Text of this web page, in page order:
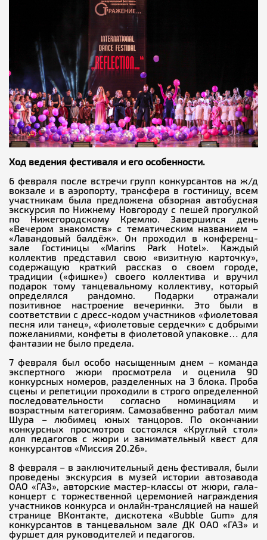
Ход ведения фестиваля и его особенности.
6 февраля после встречи групп конкурсантов на ж/д
вокзале и в аэропорту, трансфера в гостиницу, всем
участникам была предложена обзорная автобусная
экскурсия по Нижнему Новгороду с пешей прогулкой
по Нижегородскому Кремлю. Завершился день
«Вечером знакомств» с тематическим названием –
«Лавандовый балдёж». Он проходил в конференц-
зале Гостиницы «Marins Park Hotel». Каждый
коллектив представил свою «визитную карточку»,
содержащую краткий рассказ о своем городе,
традиции («фишке») своего коллектива и вручил
подарок тому танцевальному коллективу, который
определялся рандомно. Подарки отражали
позитивное настроение вечеринки. Это были в
соответствии с дресс-кодом участников «фиолетовая
песня или танец», «фиолетовые сердечки» с добрыми
пожеланиями, конфеты в фиолетовой упаковке… для
фантазии не было предела.
7 февраля был особо насыщенным днем – команда
экспертного жюри просмотрела и оценила 90
конкурсных номеров, разделенных на 3 блока. Проба
сцены и репетиции проходили в строго определенной
последовательности согласно номинациям и
возрастным категориям. Самозабвенно работал мим
Шура – любимец юных танцоров. По окончании
конкурсных просмотров состоялся «Круглый стол»
для педагогов с жюри и занимательный квест для
конкурсантов «Миссия 20.26».
8 февраля – в заключительный день фестиваля, были
проведены экскурсия в музей истории автозавода
ОАО «ГАЗ», авторские мастер-классы от жюри, гала-
концерт с торжественной церемонией награждения
участников конкурса и онлайн-трансляцией на нашей
странице ВКонтакте, дискотека «Bubble Gum» для
конкурсантов в танцевальном зале ДК ОАО «ГАЗ» и
фуршет для руководителей и педагогов.